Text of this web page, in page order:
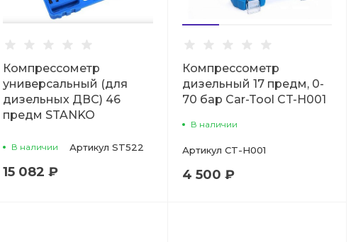
Компрессометр
универсальный (для
дизельных ДВС) 46
предм STANKO
В наличии Артикул ST522
15 082 ₽
Компрессометр
дизельный 17 предм, 0-
70 бар Car-Tool CT-H001
В наличии
Артикул CT-H001
4 500 ₽